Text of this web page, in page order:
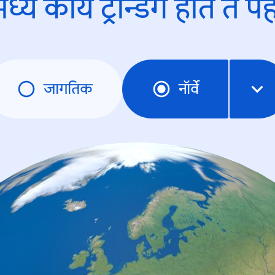
काय ट्रेन्डिंंग होते ते
जागतिक नॉर्वे